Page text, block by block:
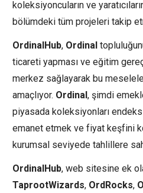
koleksiyoncuların ve
bölümdeki tüm projeleri takip
OrdinalHub, Ordinal
ticareti yapması ve eğitim
merkez sağlayarak bu
amaçlıyor. Ordinal, şimdi
piyasada koleksiyonları
emanet etmek ve fiyat keşfini
kurumsal seviyede tahlillere
OrdinalHub, web sitesine ek
TaprootWizards, OrdRocks,